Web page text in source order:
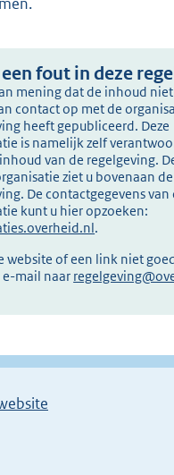
fout in deze
mening dat de inhoud niet
contact op met de
heeft gepubliceerd. Deze
is namelijk zelf
van de regelgeving.
ziet u bovenaan de
De contactgegevens van
kunt u hier opzoeken:
.
website of een link niet
e-mail naar